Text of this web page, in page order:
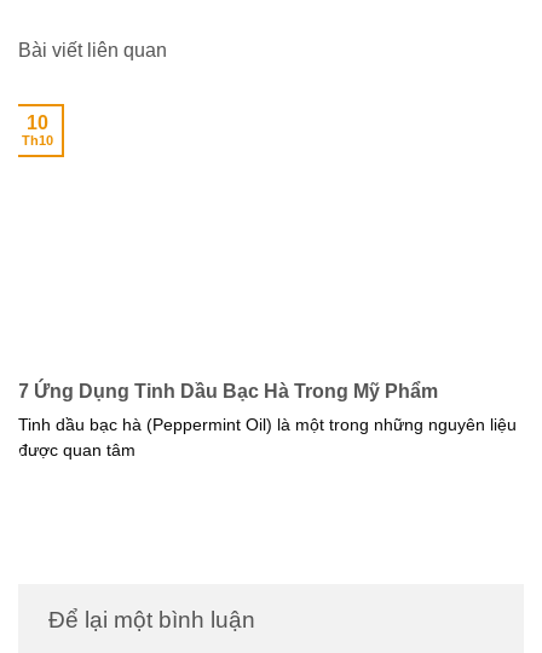
Bài viết liên quan
7 Ứng Dụng Tinh Dầu Bạc Hà Trong Mỹ Phẩm
Tinh dầu bạc hà (Peppermint Oil) là một trong những nguyên liệu
được quan tâm
10
Th10
Để lại một bình luận